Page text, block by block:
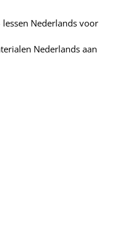
lessen Nederlands voor
Nederlands aan